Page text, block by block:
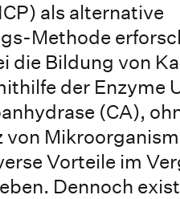
als alternative
Methode
die Bildung von
der Enzyme
(CA),
von
Vorteile im
Dennoch